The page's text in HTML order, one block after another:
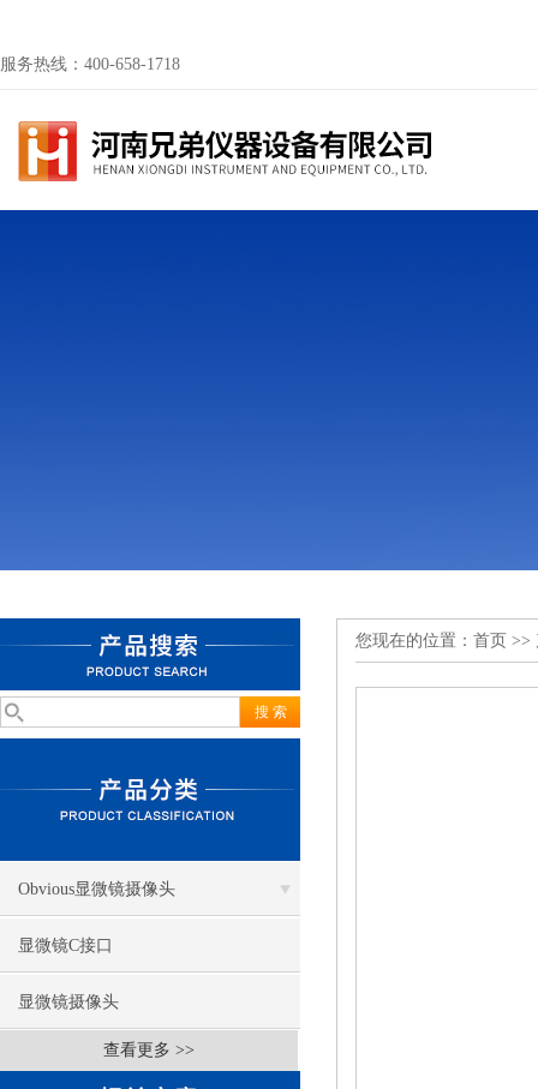
服务热线：400-658-1718
Obvious显微镜摄像头
显微镜C接口
显微镜摄像头
查看更多 >>
您现在的位置： 首页 >>